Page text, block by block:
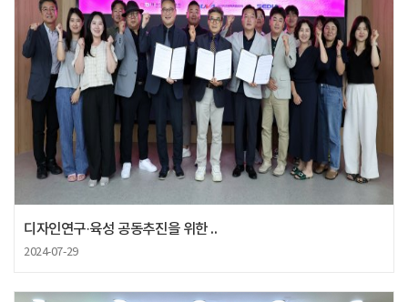
디자인연구·육성 공동추진을 위한 ..
2024-07-29